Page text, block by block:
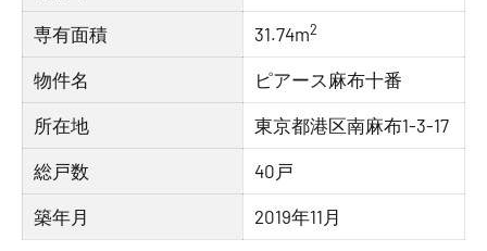
専有面積 31.74m2
物件名 ピアース麻布十番
所在地 東京都港区南麻布1-3-17
総戸数 40戸
築年月 2019年11月